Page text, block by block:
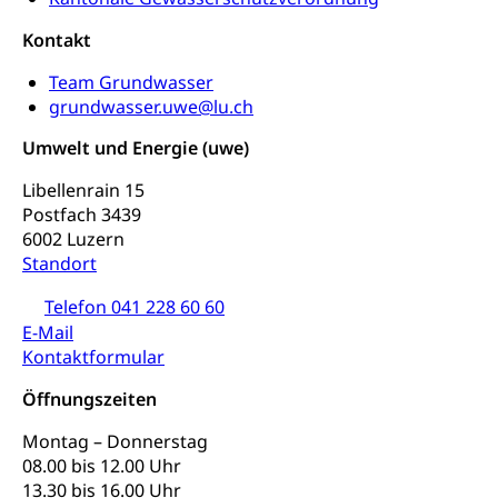
Kontakt
Team Grundwasser
grundwasser.uwe@lu.ch
Umwelt und Energie (uwe)
Libellenrain 15
Postfach 3439
6002 Luzern
Standort
Telefon 041 228 60 60
E-Mail
Kontaktformular
Öffnungszeiten
Montag – Donnerstag
08.00 bis 12.00 Uhr
13.30 bis 16.00 Uhr
Angebote für Schulklassen
Zentralschweizer Filmförderung
Mobilität
Schienenverkehr, Zugverkehr, Bahnverkehr,
Transportmittel, öffentlicher Verkehr
Öffentlicher Verkehr Luzern Mobil
Schifffahrt
Schiffsverkehr, Binnenschifffahrt, Seeschifffahrt,
Flussschifffahrt
leistungsabhängige Schwerverkehrsabgabe,
Langsamverkehr, Transportmittel, Auto, Motorrad,
Individualverkehr